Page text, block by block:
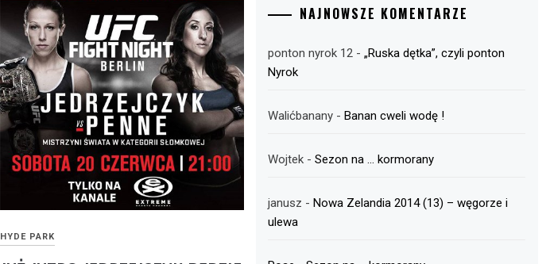
HYDE PARK
NAJNOWSZE KOMENTARZE
ponton nyrok 12 -„Ruska dętka”, czyli ponton
Nyrok
Walićbanany -Banan cweli wodę !
Wojtek -Sezon na … kormorany
janusz -Nowa Zelandia 2014 (13) – węgorze i
ulewa